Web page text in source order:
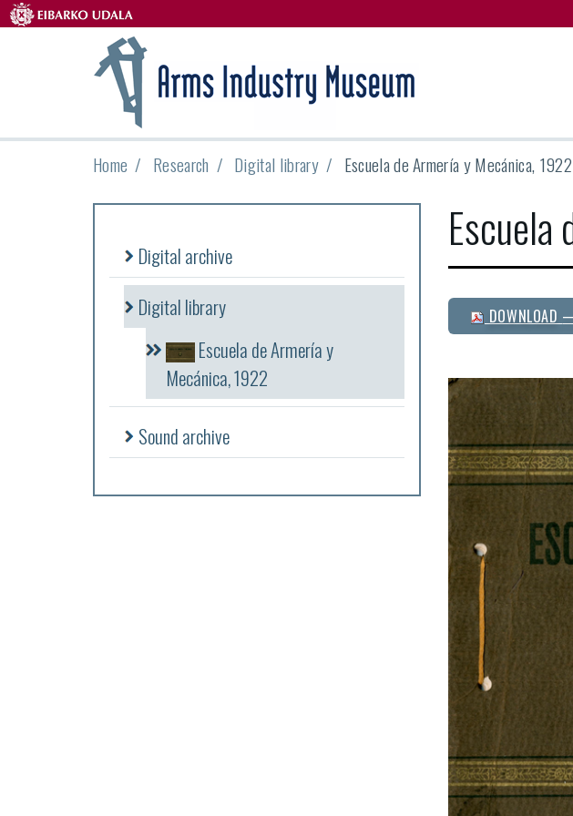
Home Research Digital library Escuela de Armería y Mecánica, 1922
DOWNLOAD
Digital archive
Digital library
Escuela de Armería y
Mecánica, 1922
Sound archive